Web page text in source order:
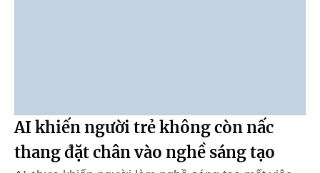
AI khiến người trẻ không còn nấc
thang đặt chân vào nghề sáng tạo